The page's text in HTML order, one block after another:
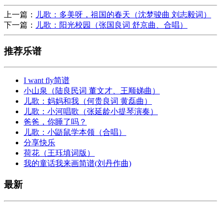
上一篇：
儿歌：多美呀，祖国的春天（沈梦骏曲 刘志毅词）
下一篇：
儿歌：阳光校园（张国良词 舒京曲、合唱）
推荐乐谱
I want fly简谱
小山泉（陆良民词 董文才、王顺娣曲）
儿歌：妈妈和我（何贵良词 黄磊曲）
儿歌：小河唱歌（张延龄小提琴演奏）
爸爸，你睡了吗？
儿歌：小鼯鼠学本领（合唱）
分享快乐
荷花（王珏填词版）
我的童话我来画简谱(刘丹作曲)
最新